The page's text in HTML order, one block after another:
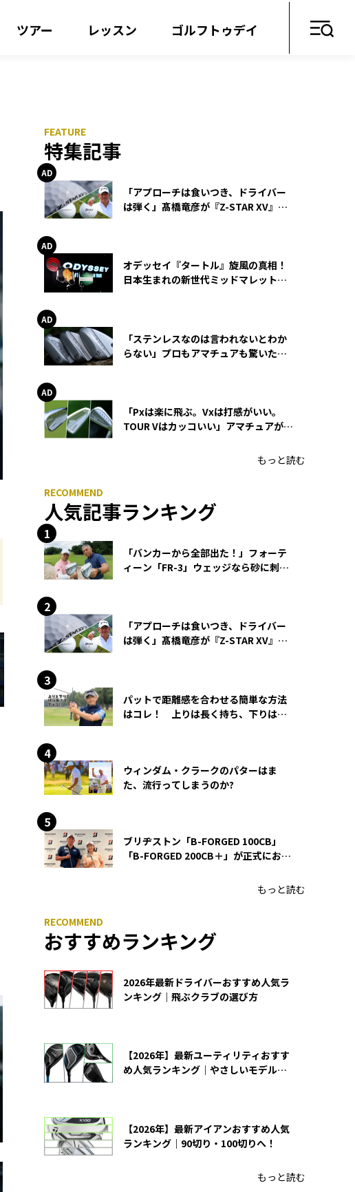
ツアー レッスン ゴルフトゥデイ
特集記事
「アプローチは食いつき、ドライバー
は弾く」髙橋竜彦が『Z-STAR XV』を
オデッセイ『タートル』旋風の真相！
日本生まれの新世代ミッドマレットが
「ステンレスなのは言われないとわか
らない」プロもアマチュアも驚いた
「Pxは楽に飛ぶ。Vxは打感がいい。
TOUR Vはカッコいい」アマチュアが選
もっと読む
人気記事ランキング
「バンカーから全部出た！」フォーテ
ィーン「FR-3」ウェッジなら砂に刺さ
「アプローチは食いつき、ドライバー
は弾く」髙橋竜彦が『Z-STAR XV』を
パットで距離感を合わせる簡単な方法
はコレ！ 上りは長く持ち、下りは短
ウィンダム・クラークのパターはま
た、流行ってしまうのか?
ブリヂストン「B-FORGED 100CB」
「B-FORGED 200CB＋」が正式にお披
もっと読む
おすすめランキング
2026年最新ドライバーおすすめ人気ラ
ンキング｜飛ぶクラブの選び方
【2026年】最新ユーティリティおすす
め人気ランキング｜やさしいモデルの
【2026年】最新アイアンおすすめ人気
ランキング｜90切り・100切りへ！
もっと読む